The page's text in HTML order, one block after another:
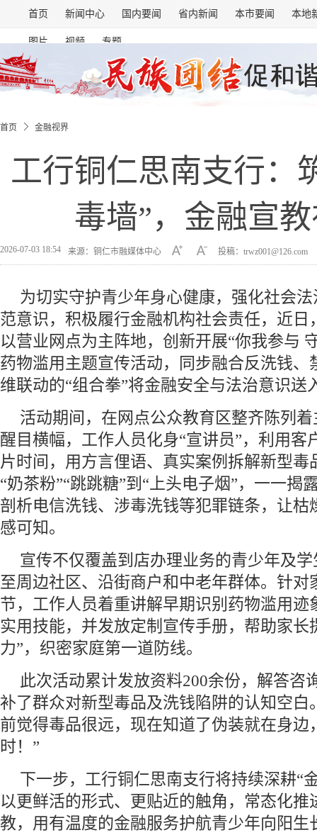
首页 新闻中心 国内要闻 省内新闻 本市要闻 本地
图片 视频 专题
首页 金融视界
工行铜仁思南支行：
毒墙”，金融宣
2026-07-03 18:54 来源：铜仁市融媒体中心 投稿：trwz001@126.com
为切实守护青少年身心健康，强化社会
范意识，积极履行金融机构社会责任，近日
以营业网点为主阵地，创新开展“你我参与
药物滥用主题宣传活动，同步融合反洗钱、
维联动的“组合拳”将金融安全与法治意识送
活动期间，在网点公众教育区整齐陈列
醒目横幅，工作人员化身“宣讲员”，利用客
片时间，用方言俚语、真实案例拆解新型
“奶茶粉”“跳跳糖”到“上头电子烟”，一一揭
剖析电信洗钱、涉毒洗钱等犯罪链条，让枯
感可知。
宣传不仅覆盖到店办理业务的青少年及
至周边社区、沿街商户和中老年群体。针对
节，工作人员着重讲解早期识别药物滥用迹
实用技能，并发放定制宣传手册，帮助家长
力”，织密家庭第一道防线。
此次活动累计发放资料200余份，解答咨
补了群众对新型毒品及洗钱陷阱的认知空白
前觉得毒品很远，现在知道了伪装就在身边
时！”
下一步，工行铜仁思南支行将持续深耕“
以更鲜活的形式、更贴近的触角，常态化推
教，用有温度的金融服务护航青少年向阳生